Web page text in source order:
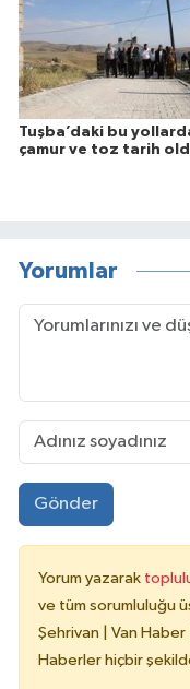
Tuşba’daki bu
çamur ve toz tarih
Yorumlar
Gönder
Yorum yazarak
ve tüm sorumluluğu
Şehrivan | Van
Haberler hiçbir